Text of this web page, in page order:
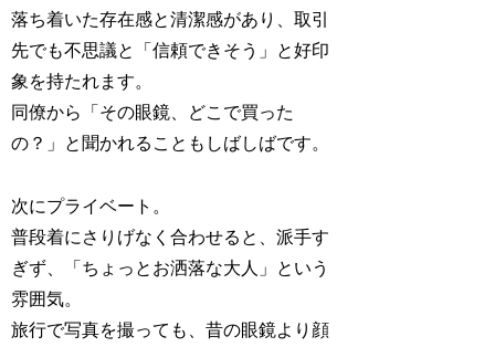
落ち着いた存在感と清潔感があり、取引
先でも不思議と「信頼できそう」と好印
象を持たれます。
同僚から「その眼鏡、どこで買った
の？」と聞かれることもしばしばです。
次にプライベート。
普段着にさりげなく合わせると、派手す
ぎず、「ちょっとお洒落な大人」という
雰囲気。
旅行で写真を撮っても、昔の眼鏡より顔